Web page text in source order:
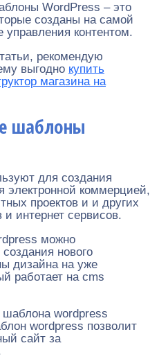
WordPress – это
созданы на самой
управления контентом.
рекомендую
выгодно купить
магазина на
шаблоны
для создания
электронной коммерцией,
проектов и и других
интернет сервисов.
можно
нового
дизайна на уже
работает на cms
wordpress
wordpress позволит
сайт за